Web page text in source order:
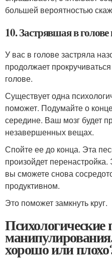
большей вероятностью
10. Застрявшая в голове
У вас в голове застряла
продолжает
голове.
Существует одна
поможет. Подумайте о
середине. Ваш мозг будет
незавершенных вещах.
Спойте ее до конца. Эта
произойдет
вы сможете снова
продуктивном.
Это поможет замкнуть круг.
хорошо или